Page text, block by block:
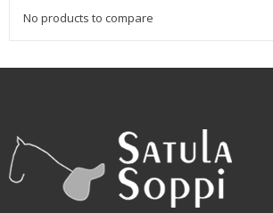
No products to compare